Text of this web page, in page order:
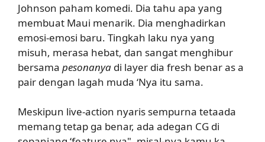
Johnson paham komedi. Dia tahu apa yang
membuat Maui menarik. Dia menghadirkan
emosi-emosi baru. Tingkah laku nya yang
misuh, merasa hebat, dan sangat menghibur
bersama pesonanya di layer dia fresh benar as a
pair dengan lagah muda ‘Nya itu sama.
Meskipun live-action nyaris sempurna tetaada
memang tetap ga benar, ada adegan CG di